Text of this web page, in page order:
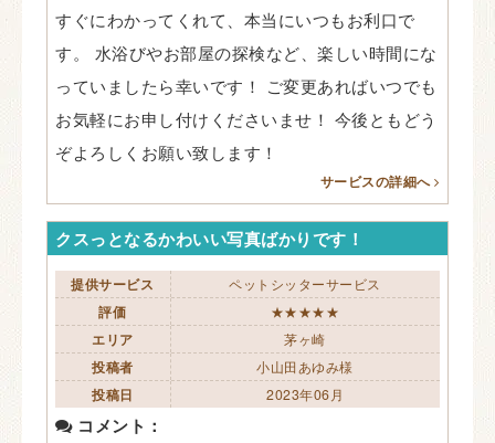
すぐにわかってくれて、本当にいつもお利口で
す。 水浴びやお部屋の探検など、楽しい時間にな
っていましたら幸いです！ ご変更あればいつでも
お気軽にお申し付けくださいませ！ 今後ともどう
ぞよろしくお願い致します！
サービスの詳細へ
クスっとなるかわいい写真ばかりです！
提供サービス ペットシッターサービス
評価 ★★★★★
エリア 茅ヶ崎
投稿者 小山田あゆみ様
投稿日 2023年06月
コメント：